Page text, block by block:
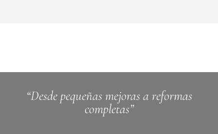
“Desde pequeñas mejoras a reformas
completas”